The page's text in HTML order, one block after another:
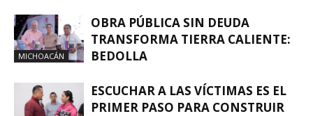
MICHOACÁN
OBRA PÚBLICA SIN DEUDA
TRANSFORMA TIERRA CALIENTE:
BEDOLLA
ESCUCHAR A LAS VÍCTIMAS ES EL
PRIMER PASO PARA CONSTRUIR